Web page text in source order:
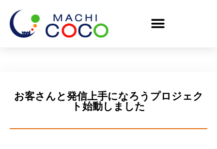
お客さんと発信上手になろうプロジェク
ト始動しました